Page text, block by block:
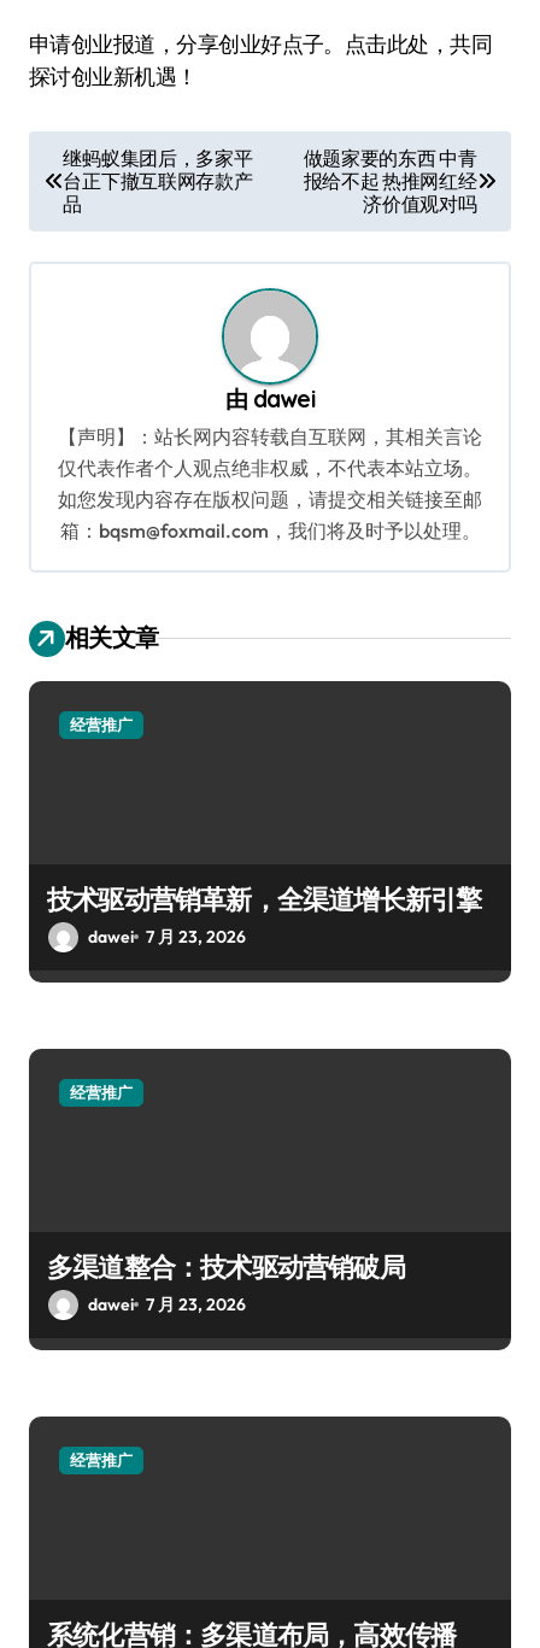
申请创业报道，分享创业好点子。点击此处，共同
探讨创业新机遇！
章
导
航
继蚂蚁集团后，多家平
台正下撤互联网存款产
品
做题家要的东西 中青
报给不起 热推网红经
济价值观对吗
由 dawei
【声明】：站长网内容转载自互联网，其相关言论
仅代表作者个人观点绝非权威，不代表本站立场。
如您发现内容存在版权问题，请提交相关链接至邮
箱：bqsm@foxmail.com，我们将及时予以处理。
相关文章
经营推广
技术驱动营销革新，全渠道增长新引擎
dawei 7 月 23, 2026
经营推广
多渠道整合：技术驱动营销破局
dawei 7 月 23, 2026
经营推广
系统化营销：多渠道布局，高效传播